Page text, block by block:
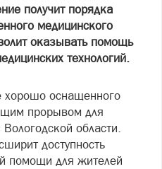
получит порядка
медицинского
оказывать помощь
технологий.
хорошо оснащенного
прорывом для
области.
доступность
помощи для жителей